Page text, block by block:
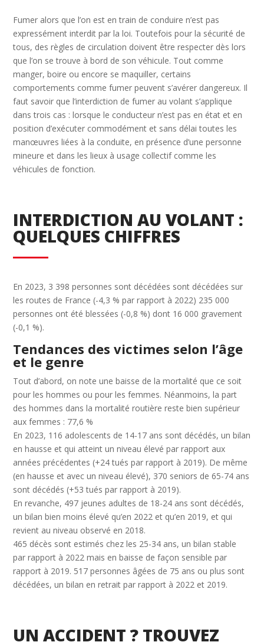
Fumer alors que l’on est en train de conduire n’est pas
expressément interdit par la loi. Toutefois pour la sécurité de
tous, des règles de circulation doivent être respecter dès lors
que l’on se trouve à bord de son véhicule. Tout comme
manger, boire ou encore se maquiller, certains
comportements comme fumer peuvent s’avérer dangereux. Il
faut savoir que l’interdiction de fumer au volant s’applique
dans trois cas : lorsque le conducteur n’est pas en état et en
position d’exécuter commodément et sans délai toutes les
manœuvres liées à la conduite, en présence d’une personne
mineure et dans les lieux à usage collectif comme les
véhicules de fonction.
INTERDICTION AU VOLANT :
QUELQUES CHIFFRES
En 2023, 3 398 personnes sont décédées sont décédées sur
les routes de France (-4,3 % par rapport à 2022) 235 000
personnes ont été blessées (-0,8 %) dont 16 000 gravement
(-0,1 %).
Tendances des victimes selon l’âge
et le genre
Tout d’abord, on note une baisse de la mortalité que ce soit
pour les hommes ou pour les femmes. Néanmoins, la part
des hommes dans la mortalité routière reste bien supérieur
aux femmes : 77,6 %
En 2023, 116 adolescents de 14-17 ans sont décédés, un bilan
en hausse et qui atteint un niveau élevé par rapport aux
années précédentes (+24 tués par rapport à 2019). De même
(en hausse et avec un niveau élevé), 370 seniors de 65-74 ans
sont décédés (+53 tués par rapport à 2019).
En revanche, 497 jeunes adultes de 18-24 ans sont décédés,
un bilan bien moins élevé qu’en 2022 et qu’en 2019, et qui
revient au niveau observé en 2018.
465 décès sont estimés chez les 25-34 ans, un bilan stable
par rapport à 2022 mais en baisse de façon sensible par
rapport à 2019. 517 personnes âgées de 75 ans ou plus sont
décédées, un bilan en retrait par rapport à 2022 et 2019.
UN ACCIDENT ? TROUVEZ